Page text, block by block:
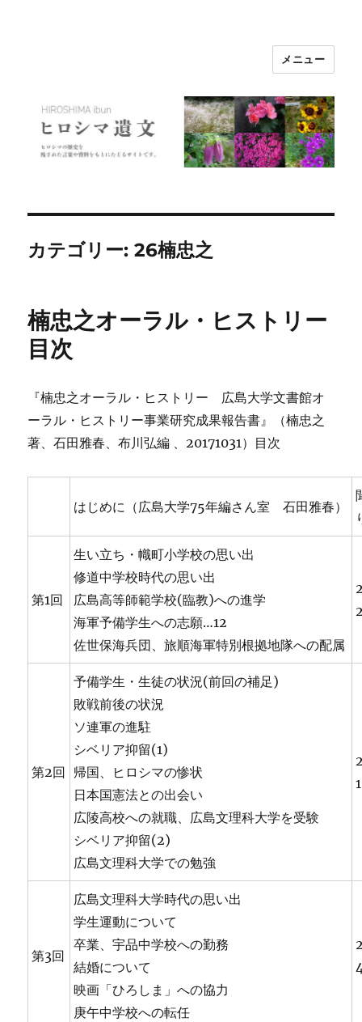
メニュー
カテゴリー:26楠忠之
楠忠之オーラル・ヒストリー
目次
『楠忠之オーラル・ヒストリー 広島大学文書館オ
ーラル・ヒストリー事業研究成果報告書』（楠忠之
著、石田雅春、布川弘編 、20171031）目次
はじめに（広島大学75年編さん室 石田雅春）
第1回
生い立ち・幟町小学校の思い出
修道中学校時代の思い出
広島高等師範学校(臨教)への進学
海軍予備学生への志願…12
佐世保海兵団、旅順海軍特別根拠地隊への配属
第2回
予備学生・生徒の状況(前回の補足)
敗戦前後の状況
ソ連軍の進駐
シベリア抑留(1)
帰国、ヒロシマの惨状
日本国憲法との出会い
広陵高校への就職、広島文理科大学を受験
シベリア抑留(2)
広島文理科大学での勉強
第3回
広島文理科大学時代の思い出
学生運動について
卒業、宇品中学校への勤務
結婚について
映画「ひろしま」への協力
庚午中学校への転任